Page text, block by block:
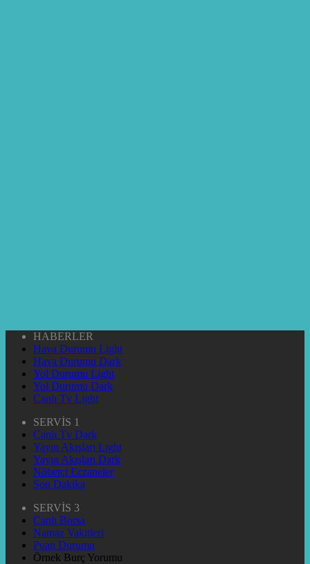
HABERLER
Hava Durumu Light
Hava Durumu Dark
Yol Durumu Light
Yol Durumu Dark
Canlı Tv Light
SERVİS 1
Canlı Tv Dark
Yayın Akışları Light
Yayın Akışları Dark
Nöbetçi Eczaneler
Son Dakika
SERVİS 3
Canlı Borsa
Namaz Vakitleri
Puan Durumu
Örnek Burç Yorumu